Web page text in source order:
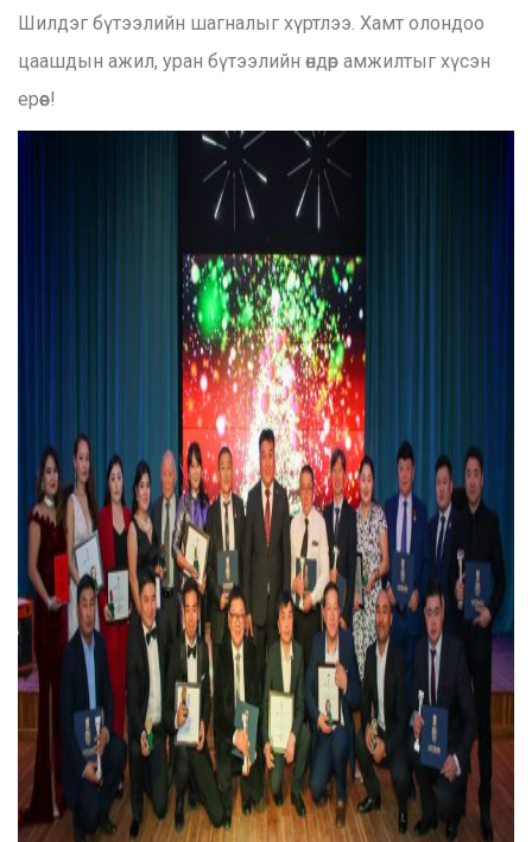
Шилдэг бүтээлийн шагналыг хүртлээ. Хамт олондоо
цаашдын ажил, уран бүтээлийн өндөр амжилтыг хүсэн
ерөөе!